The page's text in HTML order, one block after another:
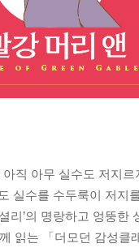
직 아무 실수도 저지
실수를 수두룩이 저지
리’의 명랑하고 엉뚱한
읽는 「더모던 감성클